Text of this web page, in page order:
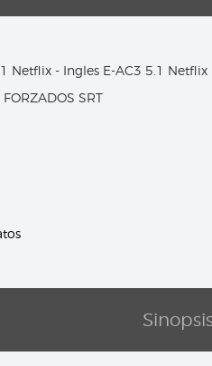
Netflix - Ingles E-AC3 5.1 Netflix
SRT